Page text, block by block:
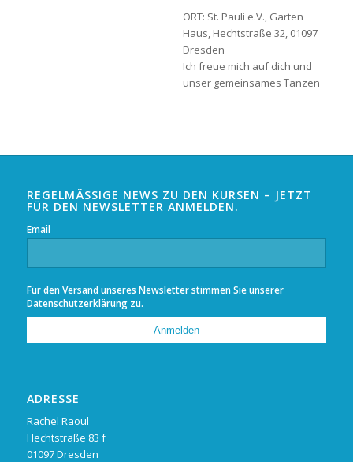
ORT: St. Pauli e.V., Garten
Haus, Hechtstraße 32, 01097
Dresden
Ich freue mich auf dich und
unser gemeinsames Tanzen
REGELMÄSSIGE NEWS ZU DEN KURSEN – JETZT F
ÜR DEN NEWSLETTER ANMELDEN.
Email
Für den Versand unseres Newsletter stimmen Sie unserer
Datenschutzerklärungzu.
ADRESSE
Rachel Raoul
Hechtstraße 83 f
01097 Dresden